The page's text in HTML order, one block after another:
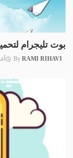
بوت تليجرام
By RAMI RIHAVI